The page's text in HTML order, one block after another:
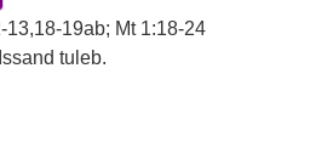
19ab; Mt 1:18-24
tuleb.